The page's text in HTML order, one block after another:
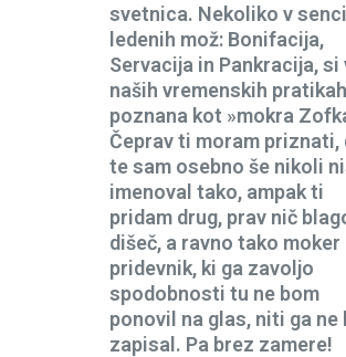
svetnica. Nekoliko v senci
ledenih mož: Bonifacija,
Servacija in Pankracija, si
naših vremenskih pratikah
poznana kot »mokra
Čeprav ti moram priznati,
te sam osebno še nikoli
imenoval tako, ampak ti
pridam drug, prav nič
dišeč, a ravno tako moker
pridevnik, ki ga zavoljo
spodobnosti tu ne bom
ponovil na glas, niti ga ne
zapisal. Pa brez zamere!